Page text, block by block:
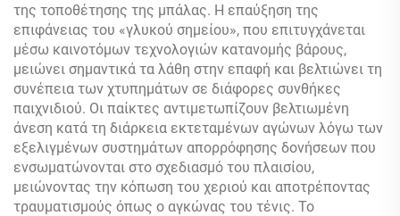
της τοποθέτησης της μπάλας. Η επαύξηση της
επιφάνειας του «γλυκού σημείου», που επιτυγχάνεται
μέσω καινοτόμων τεχνολογιών κατανομής βάρους,
μειώνει σημαντικά τα λάθη στην επαφή και βελτιώνει τη
συνέπεια των χτυπημάτων σε διάφορες συνθήκες
παιχνιδιού. Οι παίκτες αντιμετωπίζουν βελτιωμένη
άνεση κατά τη διάρκεια εκτεταμένων αγώνων λόγω των
εξελιγμένων συστημάτων απορρόφησης δονήσεων που
ενσωματώνονται στο σχεδιασμό του πλαισίου,
μειώνοντας την κόπωση του χεριού και αποτρέποντας
τραυματισμούς όπως ο αγκώνας του τένις. Το